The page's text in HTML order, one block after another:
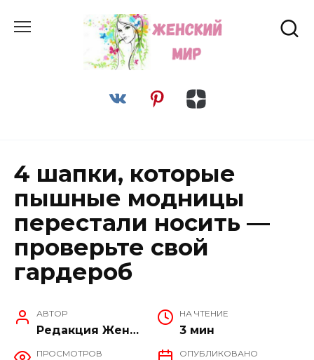
содержанию
4 шапки, которые
пышные модницы
перестали носить —
проверьте свой
гардероб
АВТОР
Редакция Женский Мир
НА ЧТЕНИЕ
3 мин
ПРОСМОТРОВ ОПУБЛИКОВАНО